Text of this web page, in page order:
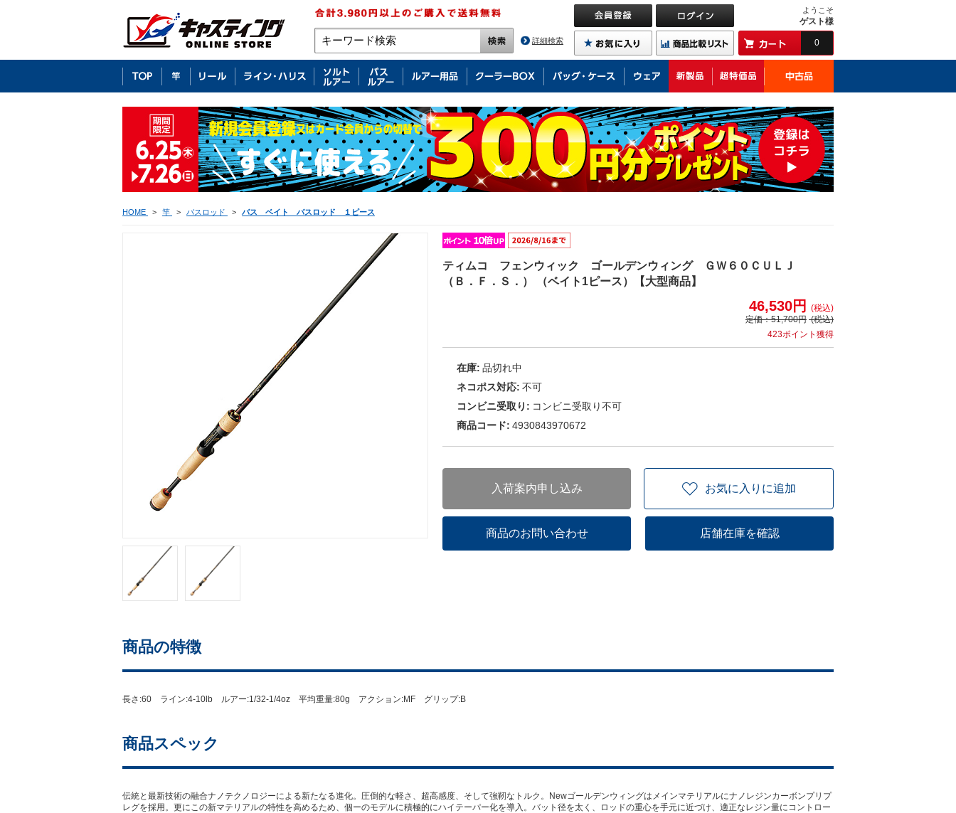
詳細検索
ようこそ
ゲスト様
0
HOME > 竿 > バスロッド > バス ベイト バスロッド １ピース
ティムコ フェンウィック ゴールデンウィング ＧＷ６０ＣＵＬＪ
（Ｂ．Ｆ．Ｓ．） （ベイト1ピース）【大型商品】
46,530円
(税込)
定価：51,700円 (税込)
423ポイント獲得
在庫: 品切れ中
ネコポス対応: 不可
コンビニ受取り: コンビニ受取り不可
商品コード: 4930843970672
入荷案内申し込み お気に入りに追加
商品のお問い合わせ 店舗在庫を確認
商品の特徴
長さ:60 ライン:4-10lb ルアー:1/32-1/4oz 平均重量:80g アクション:MF グリップ:B
商品スペック
伝統と最新技術の融合ナノテクノロジーによる新たなる進化。圧倒的な軽さ、超高感度、そして強靭なトルク。Newゴールデンウィングはメインマテリアルにナノレジンカーボンプリプ
レグを採用。更にこの新マテリアルの特性を高めるため、個ーのモデルに積極的にハイテーパー化を導入。バット径を太く、ロッドの重心を手元に近づけ、適正なレジン量にコントロー